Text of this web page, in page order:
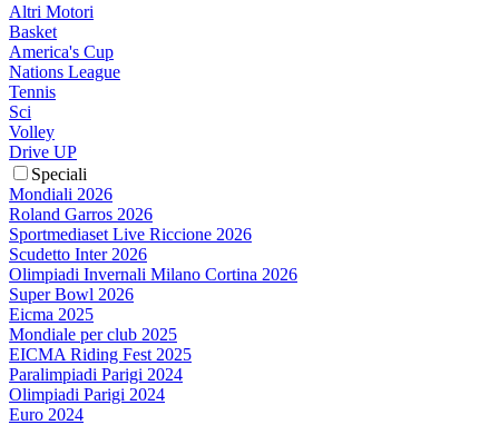
Altri Motori
Basket
America's Cup
Nations League
Tennis
Sci
Volley
Drive UP
Speciali
Mondiali 2026
Roland Garros 2026
Sportmediaset Live Riccione 2026
Scudetto Inter 2026
Olimpiadi Invernali Milano Cortina 2026
Super Bowl 2026
Eicma 2025
Mondiale per club 2025
EICMA Riding Fest 2025
Paralimpiadi Parigi 2024
Olimpiadi Parigi 2024
Euro 2024